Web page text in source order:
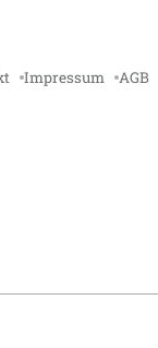
Impressum AGB